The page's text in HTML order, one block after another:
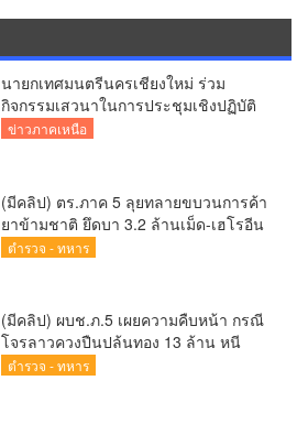
นายกเทศมนตรีนครเชียงใหม่ ร่วม
กิจกรรมเสวนาในการประชุมเชิงปฏิบัติ
การป้องกันการทุจริตเชิงรุก ขับเคลื่อน
ข่าวภาคเหนือ
(มีคลิป) ตร.ภาค 5 ลุยทลายขบวนการค้า
ยาข้ามชาติ ยึดบา 3.2 ล้านเม็ด-เฮโรอีน
เพียบ ผลงานสะสม 10 เดือนรวบทรัพย์
ตำรวจ - ทหาร
(มีคลิป) ผบช.ภ.5 เผยความคืบหน้า กรณี
โจรลาวควงปืนปล้นทอง 13 ล้าน หนี
กบดานแขวงบ่อแก้ว
ตำรวจ - ทหาร